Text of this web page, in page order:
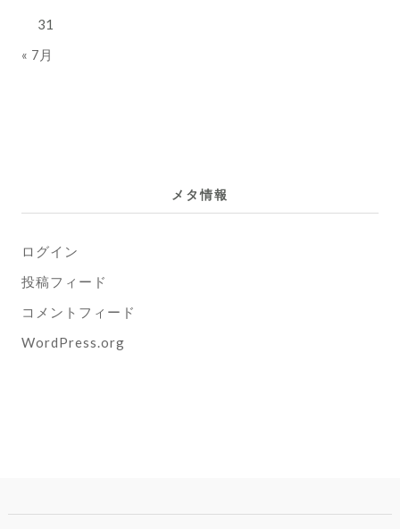
31
« 7月
メタ情報
ログイン
投稿フィード
コメントフィード
WordPress.org